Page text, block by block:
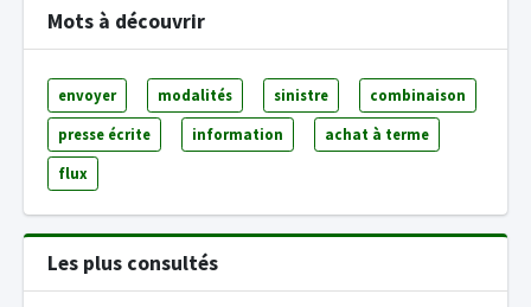
Mots à découvrir
envoyer modalités sinistre combinaison
presse écrite information achat à terme
flux
Les plus consultés